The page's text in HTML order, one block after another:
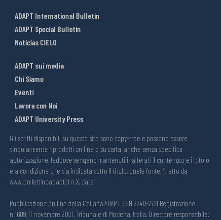
ADAPT International Bulletin
ADAPT Special Bulletin
Noticias CIELO
ADAPT sui media
Chi Siamo
Eventi
Lavora con Noi
ADAPT University Press
Gli scritti disponibili su questo sito sono copy-free e possono essere
singolarmente riprodotti on line o su carta, anche senza specifica
autorizzazione, laddove vengano mantenuti inalterati il contenuto e il titolo
e a condizione che sia indicata sotto il titolo, quale fonte, “tratto da
www.bollettinoadapt.it n.X, data“
Pubblicazione on line della Collana ADAPT ISSN 2240-2721 Registrazione
n.1609, 11 novembre 2001, Tribunale di Modena, Italia. Direttore responsabile: